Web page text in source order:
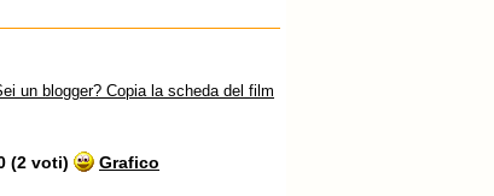
un blogger? Copia la scheda del film
(2 voti) Grafico